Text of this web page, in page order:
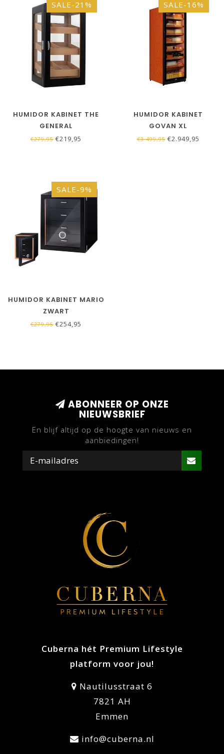
SALE-21%
HUMIDOR KABINET THE
GENERAL
€279,95 €219,95
SALE-16%
HUMIDOR KABINET
GOVAN XL
€3.499,95€2.949,95
SALE-9%
HUMIDOR KABINET MARIO
ZWART
€279,95 €254,95
ABONNEER OP ONZE
NIEUWSBRIEF
En blijf altijd op de hoogte van nieuws en
aanbiedingen!
Cuberna hét Premium Lifestyle
platform voor jou!
Nautilusstraat 6
7821 AH
Emmen
info@cuberna.nl